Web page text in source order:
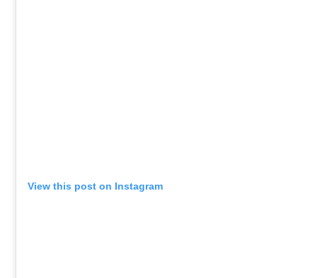
View this post on Instagram